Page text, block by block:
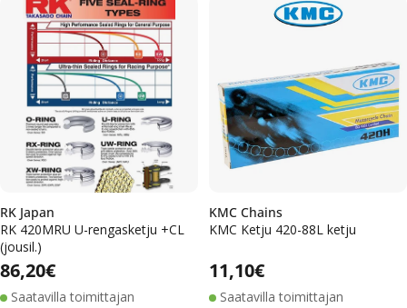
l
m
a
:
RK Japan
RK 420MRU U-rengasketju +CL
(jousil.)
Normaalihinta
86,20€
Saatavilla toimittajan
KMC Chains
KMC Ketju 420-88L ketju
Normaalihinta
11,10€
Saatavilla toimittajan